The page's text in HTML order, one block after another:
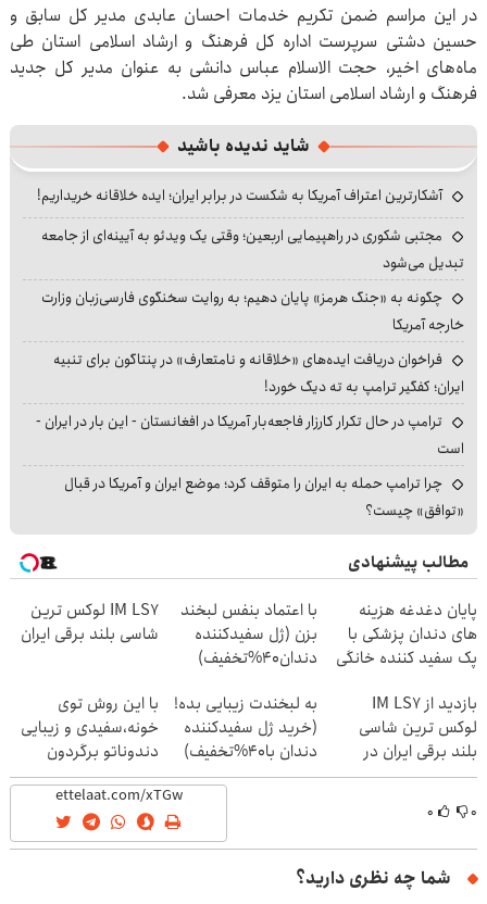
در این مراسم ضمن تکریم خدمات احسان عابدی مدیر کل سابق و
حسین دشتی سرپرست اداره کل فرهنگ و ارشاد اسلامی استان طی
ماه‌های اخیر، حجت الاسلام عباس دانشی به عنوان مدیر کل جدید
فرهنگ و ارشاد اسلامی استان یزد معرفی شد.
شاید ندیده باشید
آشکارترین اعتراف آمریکا به شکست در برابر ایران؛ ایده خلاقانه خریداریم!
مجتبی شکوری در راهپیمایی اربعین؛ وقتی یک ویدئو به آیینه‌ای از جامعه
تبدیل می‌شود
چگونه به «جنگ هرمز» پایان دهیم؛ به روایت سخنگوی فارسی‌زبان وزارت
خارجه آمریکا
فراخوان دریافت ایده‌های «خلاقانه و نامتعارف» در پنتاگون برای تنبیه
ایران؛ کفگیر ترامپ به ته دیگ خورد!
ترامپ در حال تکرار کارزار فاجعه‌بار آمریکا در افغانستان - این بار در ایران -
است
چرا ترامپ حمله به ایران را متوقف کرد؛ موضع ایران و آمریکا در قبال
«توافق» چیست؟
مطالب پیشنهادی
پایان دغدغه هزینه
های دندان پزشکی با
پک سفید کننده خانگی
با اعتماد بنفس لبخند
بزن (ژل سفیدکننده
دندان40%تخفیف)
IM LS7 لوکس ترین
شاسی بلند برقی ایران
بازدید از IM LS7
لوکس ترین شاسی
بلند برقی ایران در
باشگاه انقلاب
به لبخندت زیبایی بده!
(خرید ژل سفیدکننده
دندان با40%تخفیف)
با این روش توی
خونه،سفیدی و زیبایی
دندوناتو برگردون
(40%off)
۰ ۰
شما چه نظری دارید؟